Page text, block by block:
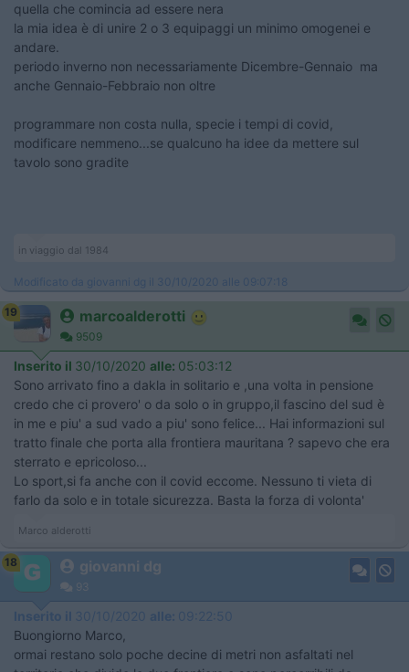
quella che comincia ad essere nera
la mia idea è di unire 2 o 3 equipaggi un minimo omogenei e
andare.
periodo inverno non necessariamente Dicembre-Gennaio ma
anche Gennaio-Febbraio non oltre
programmare non costa nulla, specie i tempi di covid,
modificare nemmeno...se qualcuno ha idee da mettere sul
tavolo sono gradite
in viaggio dal 1984
Modificato da giovanni dg il 30/10/2020 alle 09:07:18
19 marcoalderotti
9509
Inserito il 30/10/2020 alle: 05:03:12
Sono arrivato fino a dakla in solitario e ,una volta in pensione
credo che ci provero' o da solo o in gruppo,il fascino del sud è
in me e piu' a sud vado a piu' sono felice... Hai informazioni sul
tratto finale che porta alla frontiera mauritana ? sapevo che era
sterrato e epricoloso...
Lo sport,si fa anche con il covid eccome. Nessuno ti vieta di
farlo da solo e in totale sicurezza. Basta la forza di volonta'
Marco alderotti
18 giovanni dg
93
Inserito il 30/10/2020 alle: 09:22:50
Buongiorno Marco,
ormai restano solo poche decine di metri non asfaltati nel